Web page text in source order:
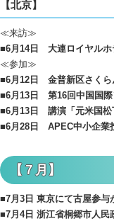
【北京】
≪来訪≫
■6月14日 大連ロイヤルホ
≪参加≫
■6月12日 金普新区さくら
■6月13日 第16回中国国際
■6月13日 講演「元米国松
■6月28日 APEC中小企業
【７月】
■7月3日 東京にて古屋参与
■7月4日 浙江省桐郷市人民